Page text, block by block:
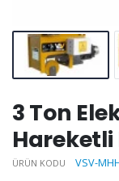
3 Ton
Hareketli
ÜRÜN KODU VSV-